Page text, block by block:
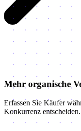
Mehr organische
Erfassen Sie Käufer
Konkurrenz entscheiden.